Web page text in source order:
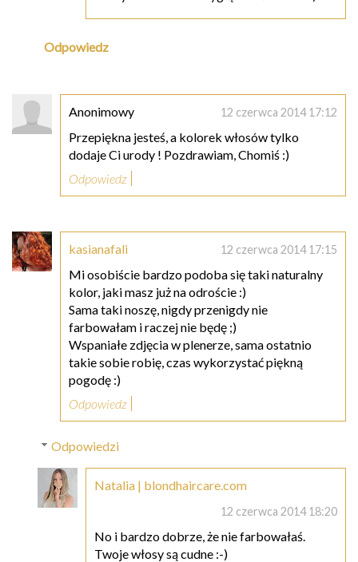
Odpowiedz
Anonimowy 12 czerwca 2014 17:12
Przepiękna jesteś, a kolorek włosów tylko
dodaje Ci urody ! Pozdrawiam, Chomiś :)
Odpowiedz
kasianafali 12 czerwca 2014 17:15
Mi osobiście bardzo podoba się taki naturalny
kolor, jaki masz już na odroście :)
Sama taki noszę, nigdy przenigdy nie
farbowałam i raczej nie będę ;)
Wspaniałe zdjęcia w plenerze, sama ostatnio
takie sobie robię, czas wykorzystać piękną
pogodę :)
Odpowiedz
Odpowiedzi
Natalia | blondhaircare.com
12 czerwca 2014 18:20
No i bardzo dobrze, że nie farbowałaś.
Twoje włosy są cudne :-)